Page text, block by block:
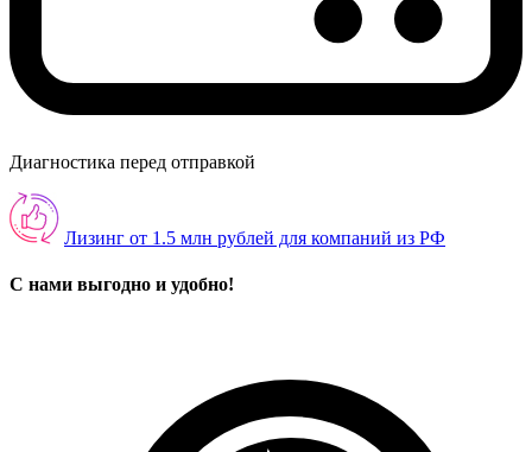
Диагностика перед отправкой
Лизинг от 1.5 млн рублей для компаний из РФ
С нами выгодно и удобно!